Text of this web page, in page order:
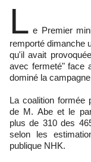
L e Premier
remporté dimanche
qu'il avait
avec fermeté" face
dominé la
La coalition formée
de M. Abe et le
plus de 310 des
selon les
publique NHK.